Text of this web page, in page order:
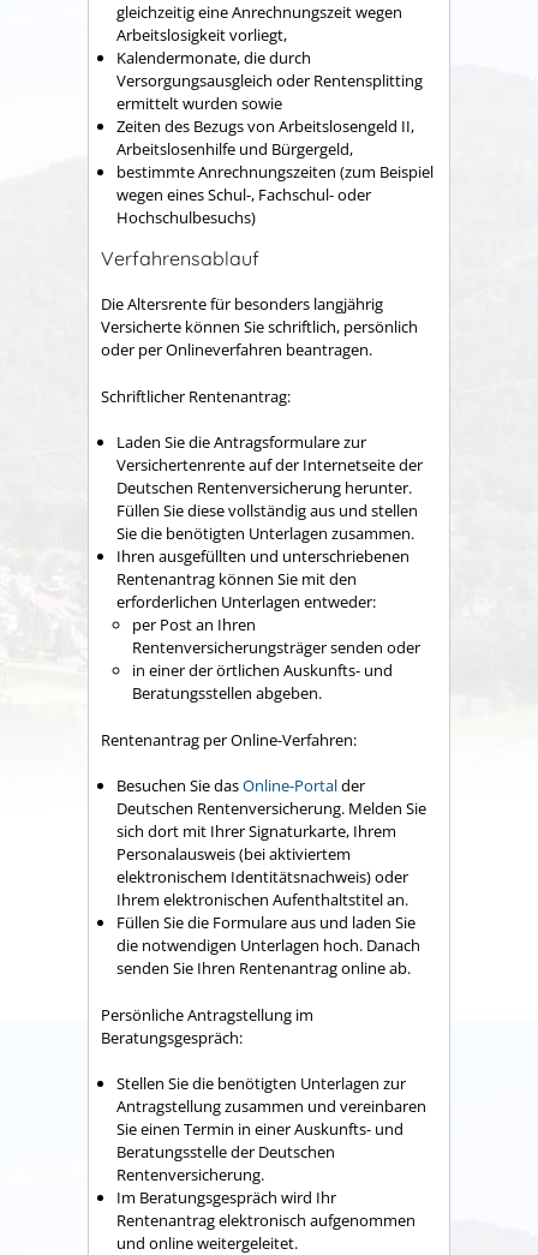
gleichzeitig eine Anrechnungszeit wegen
Arbeitslosigkeit vorliegt,
Kalendermonate, die durch
Versorgungsausgleich oder Rentensplitting
ermittelt wurden sowie
Zeiten des Bezugs von Arbeitslosengeld II,
Arbeitslosenhilfe und Bürgergeld,
bestimmte Anrechnungszeiten (zum Beispiel
wegen eines Schul-, Fachschul- oder
Hochschulbesuchs)
Verfahrensablauf
Die Altersrente für besonders langjährig
Versicherte können Sie schriftlich, persönlich
oder per Onlineverfahren beantragen.
Schriftlicher Rentenantrag:
Laden Sie die Antragsformulare zur
Versichertenrente auf der Internetseite der
Deutschen Rentenversicherung herunter.
Füllen Sie diese vollständig aus und stellen
Sie die benötigten Unterlagen zusammen.
Ihren ausgefüllten und unterschriebenen
Rentenantrag können Sie mit den
erforderlichen Unterlagen entweder:
per Post an Ihren
Rentenversicherungsträger senden oder
in einer der örtlichen Auskunfts- und
Beratungsstellen abgeben.
Rentenantrag per Online-Verfahren:
Besuchen Sie dasOnline-Portalder
Deutschen Rentenversicherung. Melden Sie
sich dort mit Ihrer Signaturkarte, Ihrem
Personalausweis (bei aktiviertem
elektronischem Identitätsnachweis) oder
Ihrem elektronischen Aufenthaltstitel an.
Füllen Sie die Formulare aus und laden Sie
die notwendigen Unterlagen hoch. Danach
senden Sie Ihren Rentenantrag online ab.
Persönliche Antragstellung im
Beratungsgespräch:
Stellen Sie die benötigten Unterlagen zur
Antragstellung zusammen und vereinbaren
Sie einen Termin in einer Auskunfts- und
Beratungsstelle der Deutschen
Rentenversicherung.
Im Beratungsgespräch wird Ihr
Rentenantrag elektronisch aufgenommen
und online weitergeleitet.